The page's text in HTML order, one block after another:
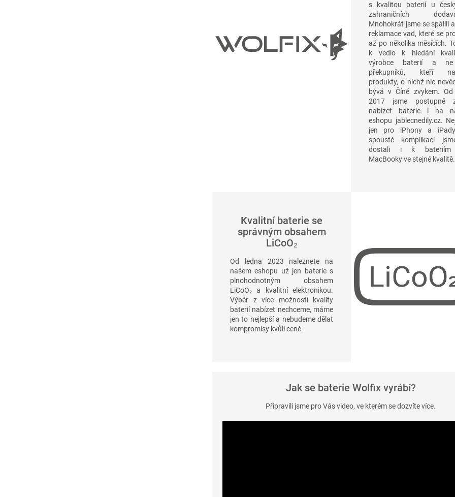
s kvalitou baterií u
zahraničních
Mnohokrát jsme se spálili
reklamace vad, které se
až po několika měsících.
k vedlo k hledání
výrobce baterií a
překupníků, kteří
produkty, o nichž nic
bývá v Číně zvykem.
2017 jsme postupně
nabízet baterie i na
eshopu jablecnedily.cz.
jen pro iPhony a
spoustě komplikací
dostali i k bateriím
MacBooky ve stejné kvalitě.
Kvalitní baterie se
správným obsahem
LiCoO₂
Od ledna 2023 naleznete na
našem eshopu už jen baterie s
plnohodnotným obsahem
LiCoO₂ a kvalitní elektronikou.
Výběr z více možností kvality
baterií nabízet nechceme, máme
jen to nejlepší a nebudeme dělat
kompromisy kvůli ceně.
Jak se baterie Wolfix vyrábí?
Připravili jsme pro Vás video, ve kterém se dozvíte více.